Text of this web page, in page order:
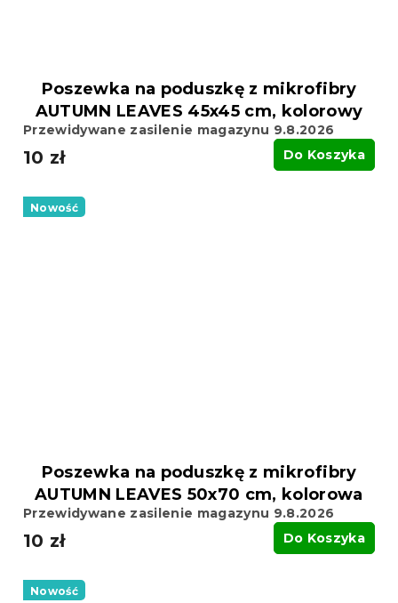
Poszewka na poduszkę z mikrofibry
AUTUMN LEAVES 45x45 cm, kolorowy
Przewidywane zasilenie magazynu 9.8.2026
10 zł Do Koszyka
Nowość
Poszewka na poduszkę z mikrofibry
AUTUMN LEAVES 50x70 cm, kolorowa
Przewidywane zasilenie magazynu 9.8.2026
10 zł Do Koszyka
Nowość